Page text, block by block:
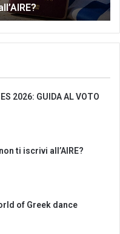
2026: GUIDA AL VOTO
ti iscrivi all’AIRE?
of Greek dance